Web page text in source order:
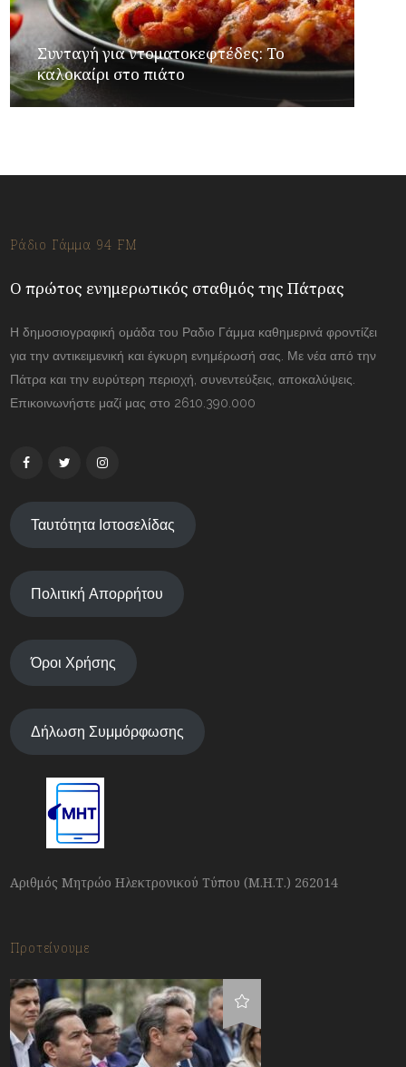
Συνταγή για ντοματοκεφτέδες: Το
καλοκαίρι στο πιάτο
Ράδιο Γάμμα 94 FM
Ο πρώτος ενημερωτικός σταθμός της Πάτρας
Η δημοσιογραφική ομάδα του Ραδιο Γάμμα καθημερινά φροντίζει
για την αντικειμενική και έγκυρη ενημέρωσή σας. Με νέα από την
Πάτρα και την ευρύτερη περιοχή, συνεντεύξεις, αποκαλύψεις.
Επικοινωνήστε μαζί μας στο 2610.390.000
Ταυτότητα Ιστοσελίδας
Πολιτική Απορρήτου
Όροι Χρήσης
Δήλωση Συμμόρφωσης
Αριθμός Μητρώο Ηλεκτρονικού Τύπου (Μ.Η.Τ.) 262014
Προτείνουμε